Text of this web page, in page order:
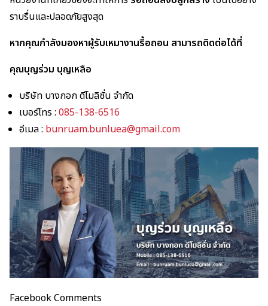
ราบรื่นและปลอดภัยสูงสุด
หากคุณกำลังมองหาผู้รับเหมางานรื้อถอน สามารถติดต่อได้ที่
คุณบุญร่วม บุญเหลือ
บริษัท บางกอก ดีโมลิชั่น จำกัด
เบอร์โทร : 085-138-6516
อีเมล : bunruam.bunluea@gmail.com
Facebook Comments